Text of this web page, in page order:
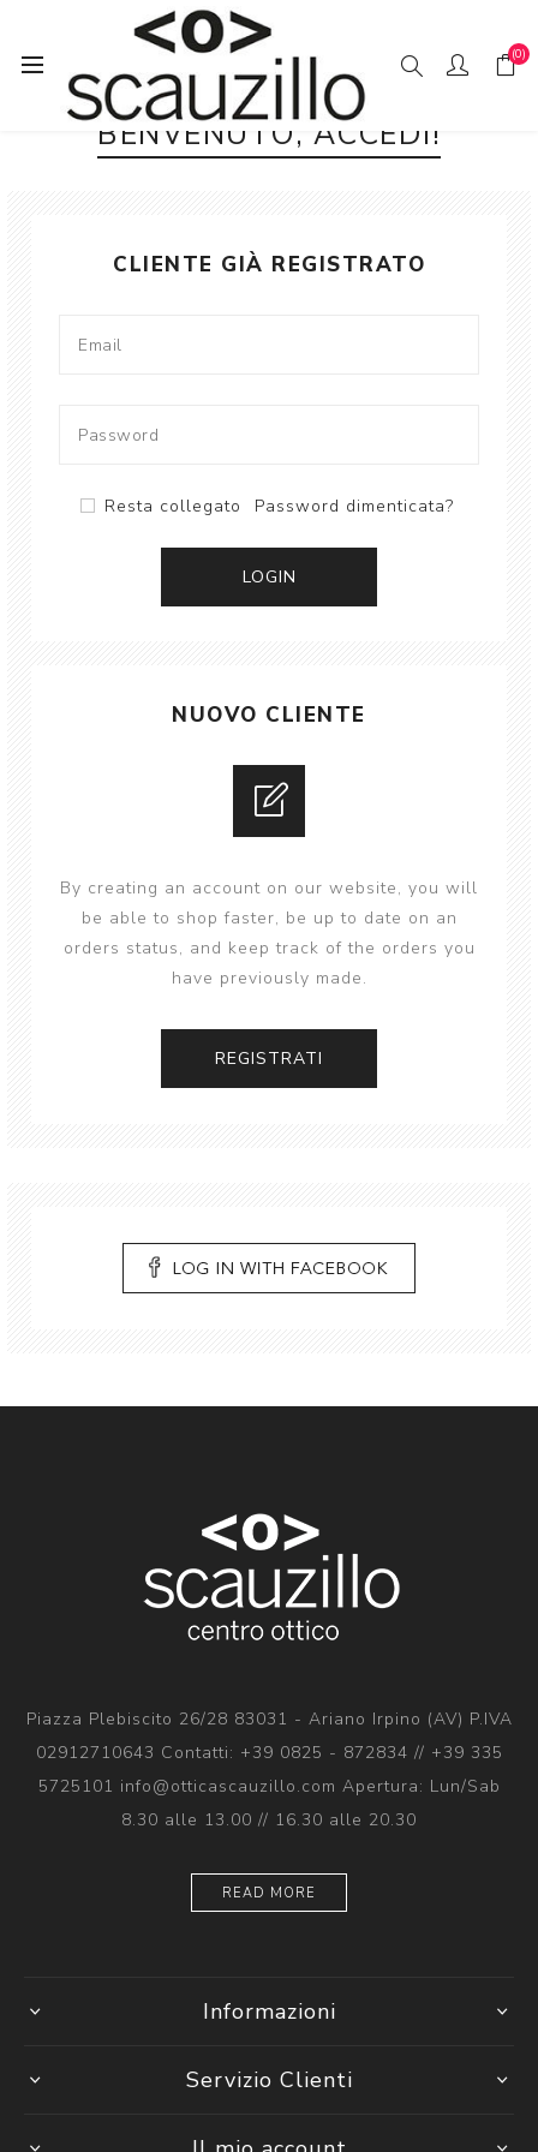
(0)
BENVENUTO, ACCEDI!
CLIENTE GIÀ REGISTRATO
Resta collegato Password dimenticata?
NUOVO CLIENTE
By creating an account on our website, you will
be able to shop faster, be up to date on an
orders status, and keep track of the orders you
have previously made.
Piazza Plebiscito 26/28 83031 - Ariano Irpino (AV) P.IVA
02912710643 Contatti: +39 0825 - 872834 // +39 335
5725101 info@otticascauzillo.com Apertura: Lun/Sab
8.30 alle 13.00 // 16.30 alle 20.30
READ MORE
Informazioni
Servizio Clienti